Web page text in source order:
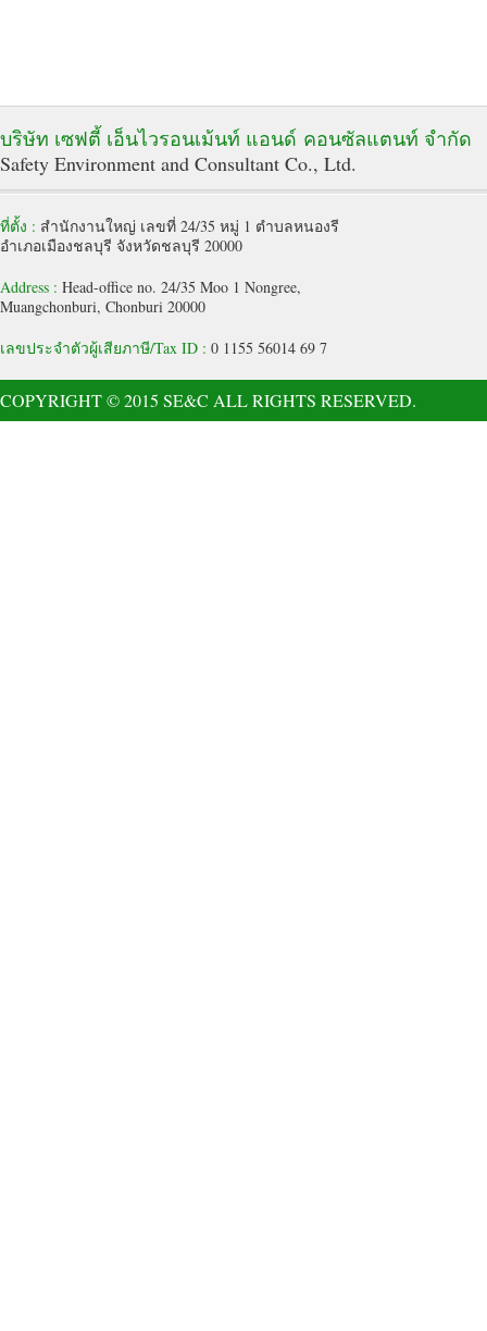
บริษัท เซฟตี้ เอ็นไวรอนเม้นท์ แอนด์ คอนซัลแตนท์ จำกัด
Safety Environment and Consultant Co., Ltd.
ที่ตั้ง : สำนักงานใหญ่ เลขที่ 24/35 หมู่ 1 ตำบลหนองรี
อำเภอเมืองชลบุรี จังหวัดชลบุรี 20000
Address : Head-office no. 24/35 Moo 1 Nongree,
Muangchonburi, Chonburi 20000
เลขประจำตัวผู้เสียภาษี/Tax ID : 0 1155 56014 69 7
COPYRIGHT © 2015 SE&C ALL RIGHTS RESERVED.